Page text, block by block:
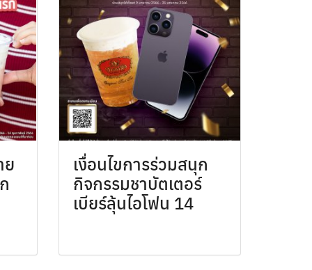
ย
เงื่อนไขการร่วมสนุก
กิจกรรมชาบัตเตอร์
เบียร์ลุ้นไอโฟน 14